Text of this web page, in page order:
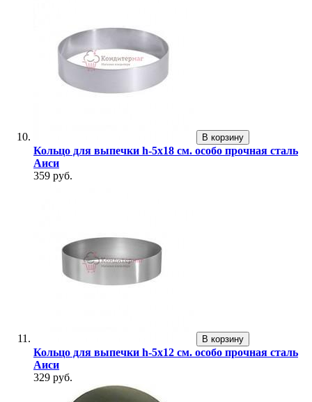
В корзину
Кольцо для выпечки h-5х18 см. особо прочная сталь
Аиси
359 руб.
В корзину
Кольцо для выпечки h-5х12 см. особо прочная сталь
Аиси
329 руб.